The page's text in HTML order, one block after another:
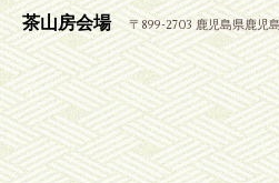
茶山房会場 〒899-2703 鹿児島県鹿児